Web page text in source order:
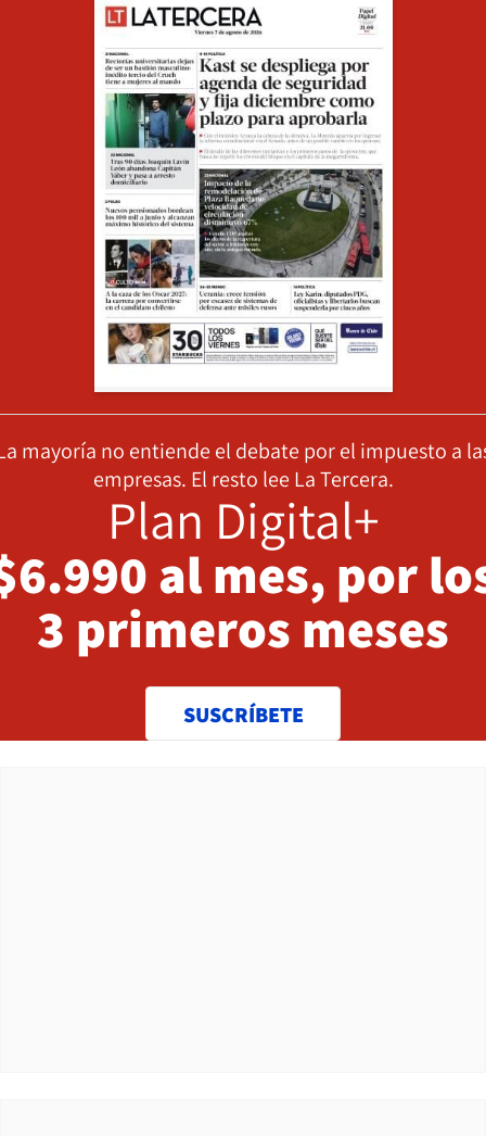
mayoría no entiende el debate por el impuesto a
empresas. El resto lee La Tercera.
Plan Digital+
al mes, por
3 primeros meses
SUSCRÍBETE